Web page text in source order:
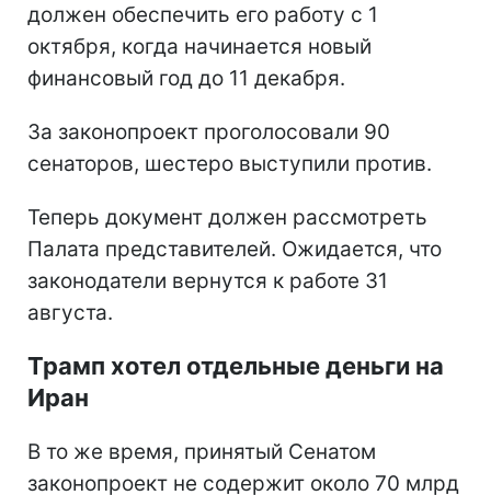
должен обеспечить его работу с 1
октября, когда начинается новый
финансовый год до 11 декабря.
За законопроект проголосовали 90
сенаторов, шестеро выступили против.
Теперь документ должен рассмотреть
Палата представителей. Ожидается, что
законодатели вернутся к работе 31
августа.
Трамп хотел отдельные деньги на
Иран
В то же время, принятый Сенатом
законопроект не содержит около 70 млрд